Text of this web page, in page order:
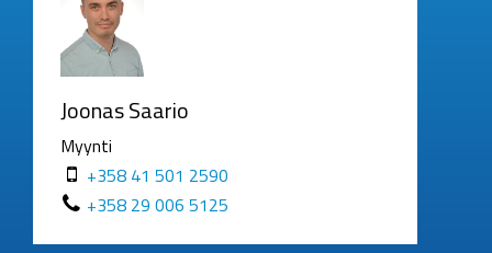
Joonas Saario
Myynti
+358 41 501 2590
+358 29 006 5125